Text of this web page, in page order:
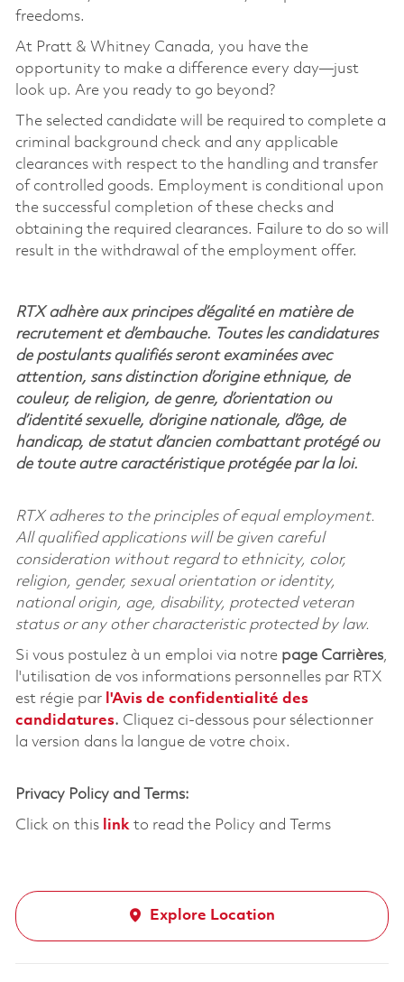
freedoms.
At Pratt & Whitney Canada, you have the
opportunity to make a difference every day—just
look up. Are you ready to go beyond?
The selected candidate will
be required to complete a
criminal background check and any applicable
clearances with respect to the handling and transfer
of controlled goods. Employment is conditional upon
the successful completion of these checks and
obtaining the required clearances. Failure to do so will
result in the withdrawal of the employment offer.
RTX adhère aux principes d’égalité en matière de
recrutement et d’embauche. Toutes les candidatures
de postulants qualifiés seront examinées avec
attention, sans distinction d’origine ethnique, de
couleur, de religion, de genre, d’orientation ou
d’identité sexuelle, d’origine nationale, d’âge, de
handicap, de statut d’ancien combattant protégé ou
de toute autre caractéristique protégée par la loi.
RTX adheres to the principles of equal employment.
All qualified applications will be given careful
consideration without regard to ethnicity, color,
religion, gender, sexual orientation or identity,
national origin, age, disability, protected veteran
status or any other characteristic protected by law.
Si vous postulez à un emploi via notre page Carrières,
l'utilisation de vos informations personnelles par RTX
est régie par l'Avis de confidentialité des
candidatures. Cliquez ci-dessous pour sélectionner
la version dans la langue de votre choix.
Privacy Policy and Terms:
Click on this linkto read the Policy and Terms
Explore Location